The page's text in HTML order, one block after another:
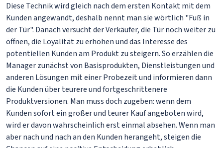
Diese Technik wird gleich nach dem ersten Kontakt mit dem
Kunden angewandt, deshalb nennt man sie wörtlich "Fuß in
der Tür". Danach versucht der Verkäufer, die Tür noch weiter zu
öffnen, die Loyalität zu erhöhen und das Interesse des
potentiellen Kunden am Produkt zu steigern. So erzählen die
Manager zunächst von Basisprodukten, Dienstleistungen und
anderen Lösungen mit einer Probezeit und informieren dann
die Kunden über teurere und fortgeschrittenere
Produktversionen. Man muss doch zugeben: wenn dem
Kunden sofort ein großer und teurer Kauf angeboten wird,
wird er davon wahrscheinlich erst einmal absehen. Wenn man
aber nach und nach an den Kunden herangeht, steigen die